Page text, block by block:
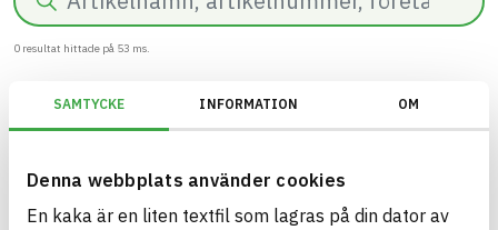
SAMTYCKE INFORMATION OM
Denna webbplats använder cookies
En kaka är en liten textfil som lagras på din dator av
Sök
0 resultat hittade på 53 ms.
Filter Återställ filter